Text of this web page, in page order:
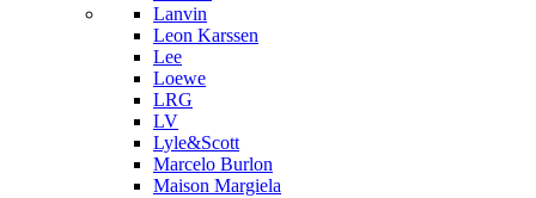
Lanvin
Leon Karssen
Lee
Loewe
LRG
LV
Lyle&Scott
Marcelo Burlon
Maison Margiela